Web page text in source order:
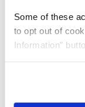
Some of these
to opt out of
Information”
need to be set